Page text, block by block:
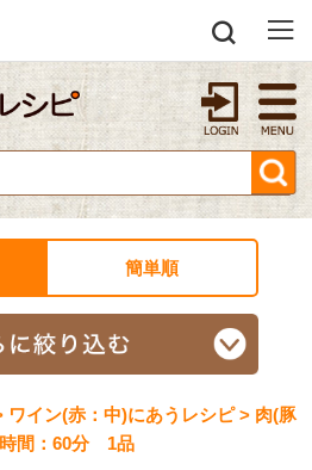
簡単順
ワイン(赤：中)にあうレシピ > 肉(豚
時間：60分 1品